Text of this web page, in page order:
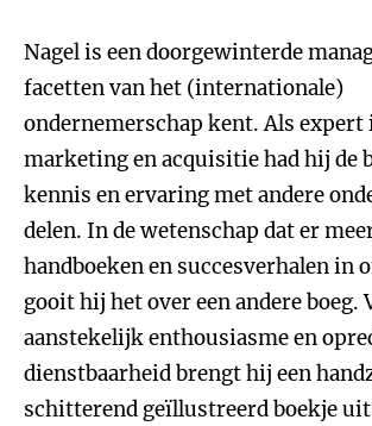
Nagel is een doorgewinterde
facetten van het (internationale)
ondernemerschap kent. Als expert
marketing en acquisitie had hij de
kennis en ervaring met andere
delen. In de wetenschap dat er
handboeken en succesverhalen in
gooit hij het over een andere boeg.
aanstekelijk enthousiasme en
dienstbaarheid brengt hij een
schitterend geïllustreerd boekje